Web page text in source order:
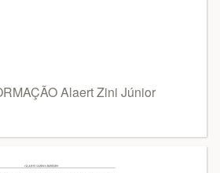
Alaert Zini Júnior